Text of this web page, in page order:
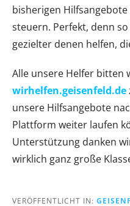
bisherigen
steuern. Perfekt, denn
gezielter denen helfen,
Alle unsere Helfer bitten
wirhelfen.geisenfeld.de
unsere Hilfsangebote
Plattform weiter laufen
Unterstützung danken
wirklich ganz große
VERÖFFENTLICHT IN: